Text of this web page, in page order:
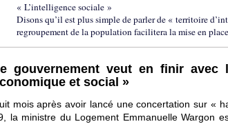
« L’intelligence sociale »
Disons qu’il est plus simple de parler de « territoire
regroupement de la population facilitera la mise en
gouvernement veut en finir
et social »
mois après avoir lancé une concertation sur «
la ministre du Logement Emmanuelle Wargon